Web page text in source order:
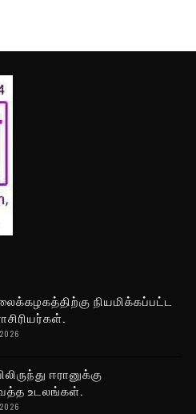
நியமிக்கப்பட்ட
ஈரானுக்கு
உடலங்கள்.